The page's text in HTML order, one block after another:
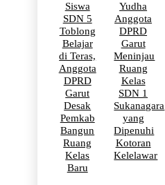
Siswa
SDN 5
Toblong
Belajar
di Teras,
Anggota
DPRD
Garut
Desak
Pemkab
Bangun
Ruang
Kelas
Baru
Yudha
Anggota
DPRD
Garut
Meninjau
Ruang
Kelas
SDN 1
Sukanagara
yang
Dipenuhi
Kotoran
Kelelawar